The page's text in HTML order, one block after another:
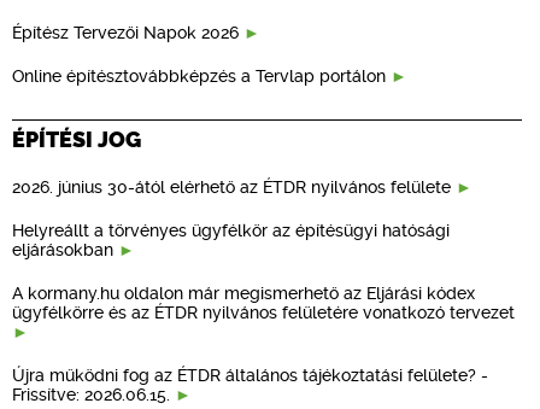
Építész Tervezői Napok 2026
Online építésztovábbképzés a Tervlap portálon
ÉPÍTÉSI JOG
2026. június 30-ától elérhető az ÉTDR nyilvános felülete
Helyreállt a törvényes ügyfélkör az építésügyi hatósági
eljárásokban
A kormany.hu oldalon már megismerhető az Eljárási kódex
ügyfélkörre és az ÉTDR nyilvános felületére vonatkozó tervezet
Újra működni fog az ÉTDR általános tájékoztatási felülete? -
Frissítve: 2026.06.15.